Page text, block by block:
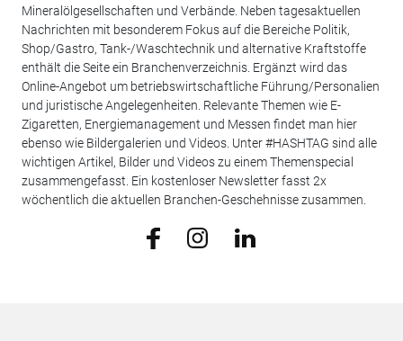
Mineralölgesellschaften und Verbände. Neben tagesaktuellen
Nachrichten mit besonderem Fokus auf die Bereiche Politik,
Shop/Gastro, Tank-/Waschtechnik und alternative Kraftstoffe
enthält die Seite ein Branchenverzeichnis. Ergänzt wird das
Online-Angebot um betriebswirtschaftliche Führung/Personalien
und juristische Angelegenheiten. Relevante Themen wie E-
Zigaretten, Energiemanagement und Messen findet man hier
ebenso wie Bildergalerien und Videos. Unter #HASHTAG sind alle
wichtigen Artikel, Bilder und Videos zu einem Themenspecial
zusammengefasst. Ein kostenloser Newsletter fasst 2x
wöchentlich die aktuellen Branchen-Geschehnisse zusammen.